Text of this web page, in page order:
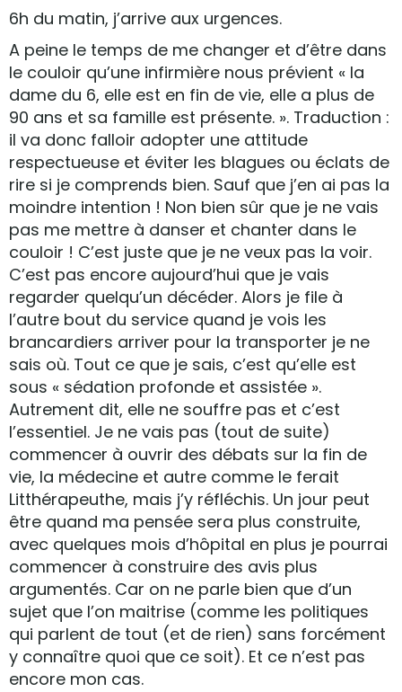
6h du matin, j’arrive aux urgences.
A peine le temps de me changer et d’être dans
le couloir qu’une infirmière nous prévient « la
dame du 6, elle est en fin de vie, elle a plus de
90 ans et sa famille est présente. ». Traduction :
il va donc falloir adopter une attitude
respectueuse et éviter les blagues ou éclats de
rire si je comprends bien. Sauf que j’en ai pas la
moindre intention ! Non bien sûr que je ne vais
pas me mettre à danser et chanter dans le
couloir ! C’est juste que je ne veux pas la voir.
C’est pas encore aujourd’hui que je vais
regarder quelqu’un décéder. Alors je file à
l’autre bout du service quand je vois les
brancardiers arriver pour la transporter je ne
sais où. Tout ce que je sais, c’est qu’elle est
sous « sédation profonde et assistée ».
Autrement dit, elle ne souffre pas et c’est
l’essentiel. Je ne vais pas (tout de suite)
commencer à ouvrir des débats sur la fin de
vie, la médecine et autre comme le ferait
Litthérapeuthe, mais j’y réfléchis. Un jour peut
être quand ma pensée sera plus construite,
avec quelques mois d’hôpital en plus je pourrai
commencer à construire des avis plus
argumentés. Car on ne parle bien que d’un
sujet que l’on maitrise (comme les politiques
qui parlent de tout (et de rien) sans forcément
y connaître quoi que ce soit). Et ce n’est pas
encore mon cas.